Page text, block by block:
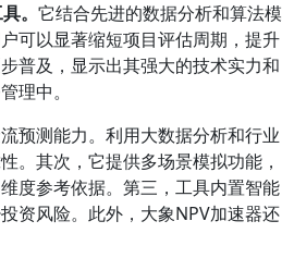
。 它结合先进的数据分析和算法模
可以显著缩短项目评估周期，提升
普及，显示出其强大的技术实力和
理中。
预测能力。利用大数据分析和行业
。其次，它提供多场景模拟功能，
度参考依据。第三，工具内置智能
资风险。此外，大象NPV加速器还